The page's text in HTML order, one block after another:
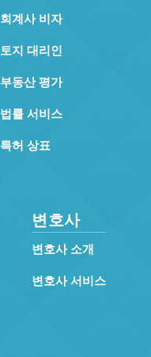
회계사 비자
토지 대리인
부동산 평가
법률 서비스
특허 상표
변호사
변호사 소개
변호사 서비스